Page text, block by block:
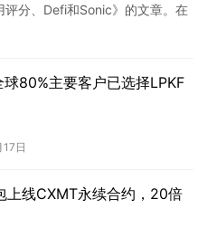
分、Defi和Sonic》的文章。在
球80%主要客户已选择LPKF
日
上线CXMT永续合约，20倍